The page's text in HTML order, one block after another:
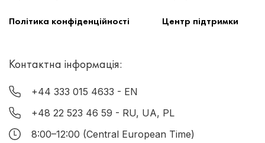
Політика конфіденційності Центр підтримки
Контактна інформація:
+44 333 015 4633 - EN
+48 22 523 46 59 - RU, UA, PL
8:00–12:00 (Central European Time)